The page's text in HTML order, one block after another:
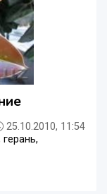
25.10.2010, 11:54